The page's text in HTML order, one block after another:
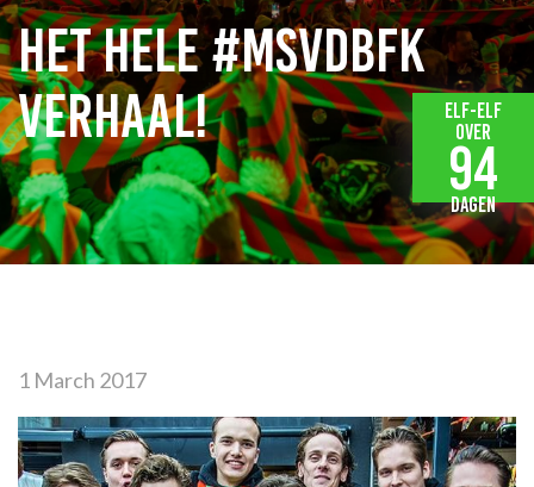
Het hele #MSVDBFK
verhaal!
1 March 2017
Elf-elf
over
94
dagen